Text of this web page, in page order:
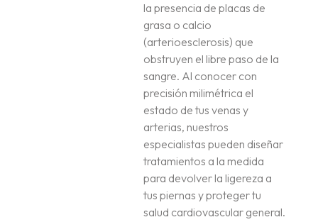
la presencia de placas de
grasa o calcio
(arterioesclerosis) que
obstruyen el libre paso de la
sangre. Al conocer con
precisión milimétrica el
estado de tus venas y
arterias, nuestros
especialistas pueden diseñar
tratamientos a la medida
para devolver la ligereza a
tus piernas y proteger tu
salud cardiovascular general.